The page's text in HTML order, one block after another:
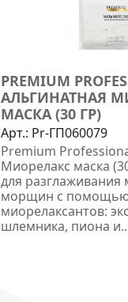
PREMIUM
АЛЬГИНАТНАЯ
МАСКА (30 ГР)
Арт.: Pr-ГП060079
Premium
Миорелакс маска
для разглаживания
морщин с
миорелаксантов:
шлемника, пиона